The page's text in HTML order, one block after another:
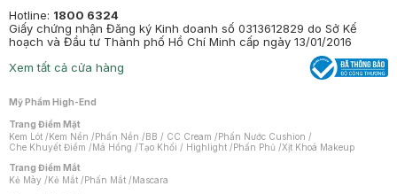
Hotline: 1800 6324
Giấy chứng nhận Đăng ký Kinh doanh số 0313612829 do Sở Kế
hoạch và Đầu tư Thành phố Hồ Chí Minh cấp ngày 13/01/2016
Xem tất cả cửa hàng
Mỹ Phẩm High-End
Trang Điểm Mặt
Kem Lót /Kem Nền /Phấn Nền /BB / CC Cream /Phấn Nước Cushion /
Che Khuyết Điểm /Má Hồng /Tạo Khối / Highlight /Phấn Phủ /Xịt Khoá Makeup
Trang Điểm Mắt
Kẻ Mày /Kẻ Mắt /Phấn Mắt /Mascara